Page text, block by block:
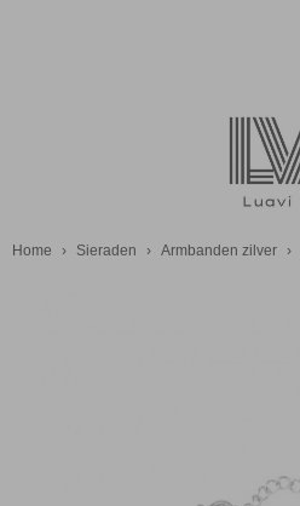
Home › Sieraden › Armbanden zilver ›